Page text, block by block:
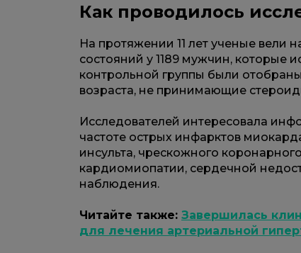
Как проводилось
На протяжении 11 лет ученые вели
состояний у 1189 мужчин, которые
контрольной группы были
возраста, не принимающие
Исследователей интересовала
частоте острых инфарктов
инсульта, чрескожного
кардиомиопатии, сердечной
наблюдения.
Читайте также: Завершилась
для лечения артериальной